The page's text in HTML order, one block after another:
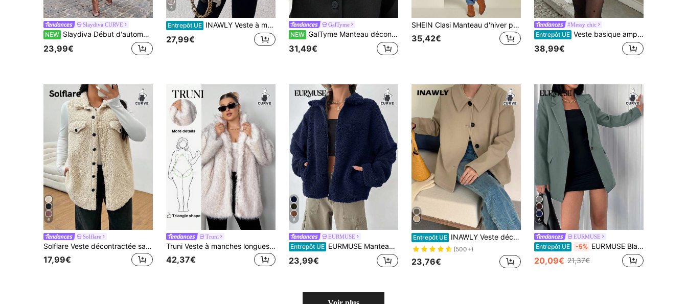
Slaydiva CURVE
NEW Slaydiva Début d'automne, nouveau style de rue décontracté, sortie quotidienne, moderne, sortie quotidienne, festival de musique, vacances, fête, occasions scolaires, robe ample kaki style bourgeon, veste style robe avec fermeture éclair pour femmes grande taille-Z
23,99€
5
Entrepôt UE INAWLY Veste à manches longues avec boutons et poches, imprimé à carreaux, grande taille, automne/hiver
27,99€
GalTyme
NEW GalTyme Manteau décontracté à manches longues de couleur unie pour femmes grande taille, automne/hiver
31,49€
SHEIN Clasi Manteau d'hiver pour femmes grandes tailles en mélange de laine, veste à col montant avec cordon de serrage
35,42€
#Messy chic
Entrepôt UE Veste basique ample pour femmes grande taille, manteau à double boutonnage à manches longues, veste premium de style designer pour l'automne/l'hiver, noir
38,99€
6
Solflare
Solflare Veste décontractée sans manches boutonnée une rangée, grande taille, en peluche abricot, pour femme
17,99€
Truni
Truni Veste à manches longues en fausse fourrure de grande taille pour la forme du corps en poire triangle, pour l'automne/hiver
42,37€
6
EURMUSE
Entrepôt UE EURMUSE Manteau en peluche à fermeture éclair et épaules tombantes pour femmes grande taille
23,99€
Entrepôt UE INAWLY Veste décontractée minimaliste à simple boutonnage pour l'automne, tailles grandes
(500+)
23,76€
6
EURMUSE
Entrepôt UE -5% EURMUSE Blazer The BossMode pour femmes - Lignes nettes, couches luxueuses et cette puissance effortless de it-girl, élégant, courbe, décontracté, veste
20,09€ 21,37€